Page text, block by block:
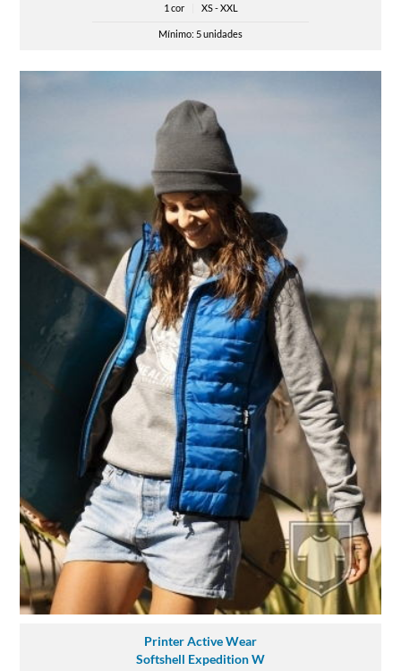
1 cor XS - XXL
Mínimo: 5 unidades
Printer Active Wear
Softshell Expedition W